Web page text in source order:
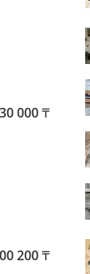
000₸
200₸